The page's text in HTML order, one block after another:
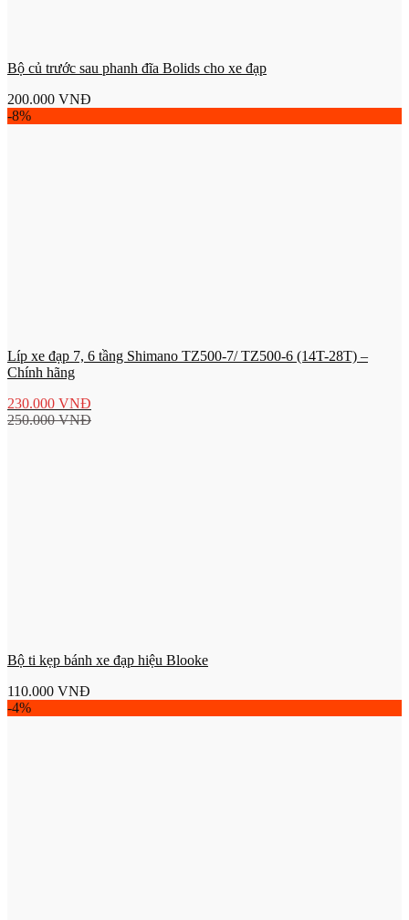
Bộ củ trước sau phanh đĩa Bolids cho xe đạp
200.000 VNĐ
-8%
Líp xe đạp 7, 6 tầng Shimano TZ500-7/ TZ500-6 (14T-28T) –
Chính hãng
230.000 VNĐ
250.000VNĐ
Bộ ti kẹp bánh xe đạp hiệu Blooke
110.000 VNĐ
-4%